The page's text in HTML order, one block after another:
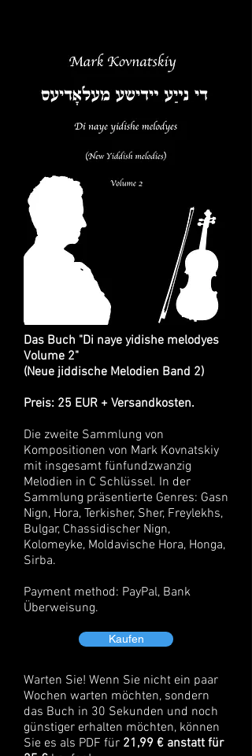
Das Buch "Di naye yidishe melodyes
Volume 2"
(Neue jiddische Melodien Band 2)
Preis: 25 EUR + Versandkosten.
Die zweite Sammlung von
Kompositionen von Mark Kovnatskiy
mit insgesamt fünfundzwanzig
Melodien in C Schlüssel. In der
Sammlung präsentierte Genres: Gasn
Nign, Hora, Terkisher, Sher, Freylekhs,
Bulgar, Chassidischer Nign,
Kolomeyke, Moldavische Hora, Honga,
Sirba.
Payment method: PayPal, Bank
Überweisung.
Kaufen
Warten Sie! Wenn Sie nicht ein paar
Wochen warten möchten, sondern
das Buch in 30 Sekunden und noch
günstiger erhalten möchten, können
Sie es als PDF für 21,99 € anstatt für